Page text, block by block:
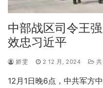
中部战区司令王
效忠习近平
娇雯 2 12 月, 2024
12月1日晚6点，中共军方